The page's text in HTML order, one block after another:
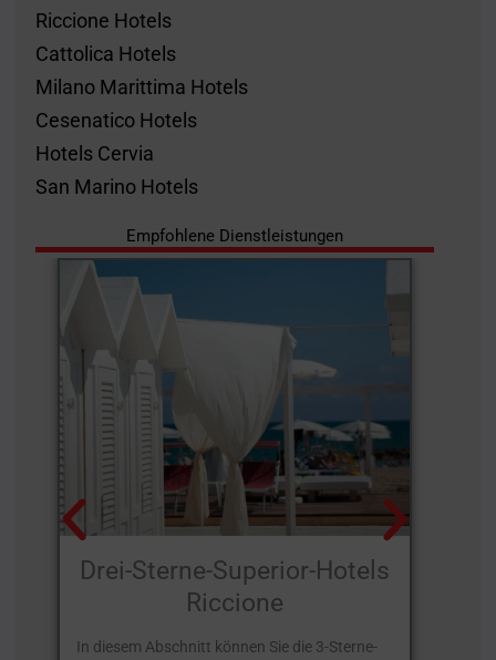
Riccione Hotels
Cattolica Hotels
Milano Marittima Hotels
Cesenatico Hotels
Hotels Cervia
San Marino Hotels
Empfohlene Dienstleistungen
Drei-Sterne-Superior-Hotels
Riccione
In diesem Abschnitt können Sie die 3-Sterne-